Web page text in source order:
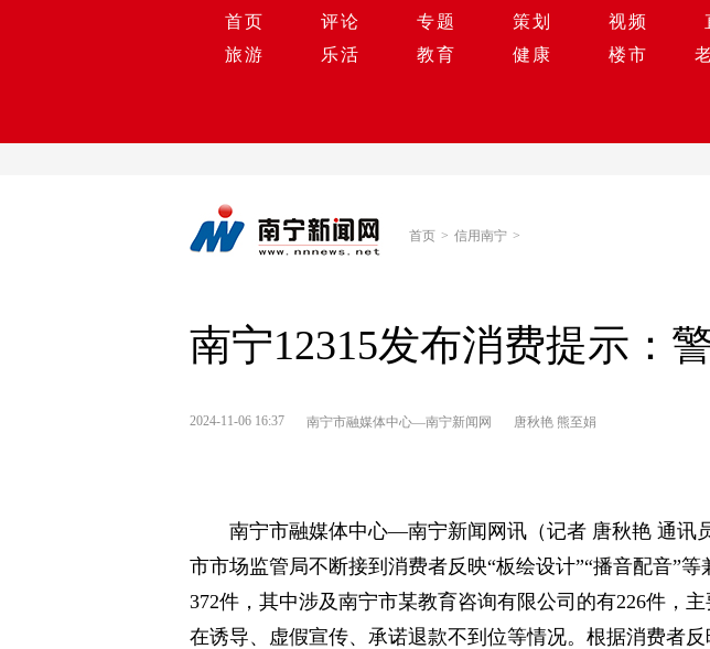
首页 评论 专题 策划 视频
旅游
乐活 教育 健康 楼市
首页 > 信用南宁 >
南宁12315发布消费提示：
2024-11-06 16:37 南宁市融媒体中心—南宁新闻网 唐秋艳 熊至娟
南宁市融媒体中心—南宁新闻网讯（记者 唐秋艳 通讯
市市场监管局不断接到消费者反映“板绘设计”“播音配音”
372件，其中涉及南宁市某教育咨询有限公司的有226件，
在诱导、虚假宣传、承诺退款不到位等情况。根据消费者